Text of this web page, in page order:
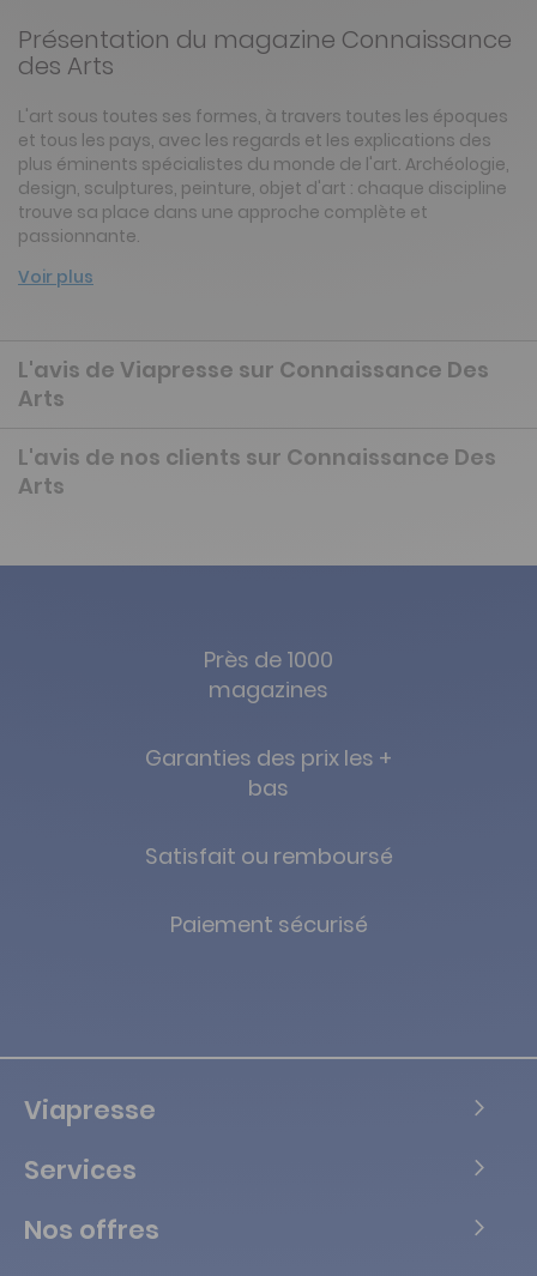
Présentation du magazine Connaissance
des Arts
L'art sous toutes ses formes, à travers toutes les époques
et tous les pays, avec les regards et les explications des
plus éminents spécialistes du monde de l'art. Archéologie,
design, sculptures, peinture, objet d'art : chaque discipline
trouve sa place dans une approche complète et
passionnante.
Voir plus
L'avis de Viapresse sur Connaissance Des
Arts
L'avis de nos clients sur Connaissance Des
Arts
Près de 1000
magazines
Garanties des prix les +
bas
Satisfait ou remboursé
Paiement sécurisé
Viapresse
Services
Nos offres